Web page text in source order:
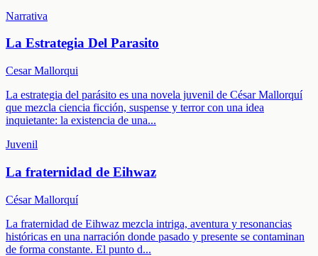
Narrativa
La Estrategia Del Parasito
Cesar Mallorqui
La estrategia del parásito es una novela juvenil de César Mallorquí
que mezcla ciencia ficción, suspense y terror con una idea
inquietante: la existencia de una...
Juvenil
La fraternidad de Eihwaz
César Mallorquí
La fraternidad de Eihwaz mezcla intriga, aventura y resonancias
históricas en una narración donde pasado y presente se contaminan
de forma constante. El punto d...